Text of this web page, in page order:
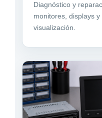
Diagnóstico y
monitores, displays
visualización.